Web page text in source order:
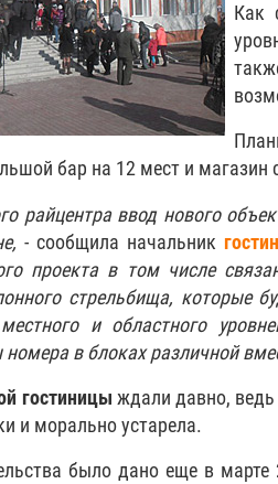
Как
бар на 12 мест и
райцентра ввод нового
- сообщила начальник
проекта в том числе
стрельбища, которые
и областного
в блоках различной
гостиницы ждали давно,
и морально устарела.
было дано еще в